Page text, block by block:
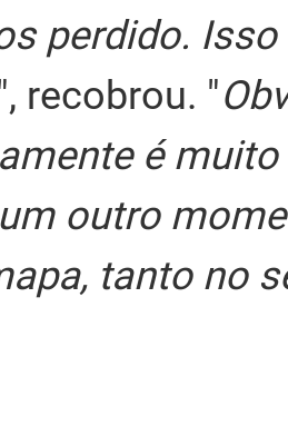
perdido.
recobrou. "
é
outro
tanto no